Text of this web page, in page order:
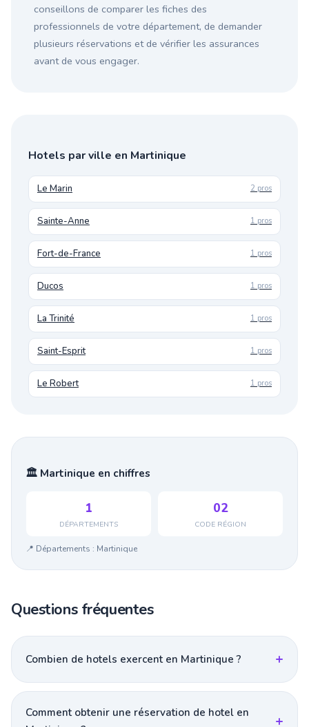
conseillons de comparer les fiches des
professionnels de votre département, de demander
plusieurs réservations et de vérifier les assurances
avant de vous engager.
Hotels par ville en Martinique
Le Marin 2 pros
Sainte-Anne 1 pros
Fort-de-France 1 pros
Ducos 1 pros
La Trinité 1 pros
Saint-Esprit 1 pros
Le Robert 1 pros
🏛️ Martinique en chiffres
1
DÉPARTEMENTS
02
CODE RÉGION
📍 Départements : Martinique
Questions fréquentes
Combien de hotels exercent en Martinique ?
Comment obtenir une réservation de hotel en